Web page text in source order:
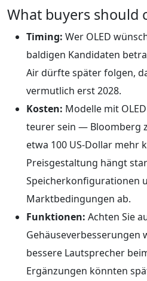
What buyers should
Timing: Wer OLED
baldigen Kandidaten
Air dürfte später folgen,
vermutlich erst 2028.
Kosten: Modelle mit
teurer sein — Bloomberg
etwa 100 US-Dollar mehr
Preisgestaltung hängt
Speicherkonfigurationen
Marktbedingungen ab.
Funktionen: Achten Sie
Gehäuseverbesserungen
bessere Lautsprecher
Ergänzungen könnten